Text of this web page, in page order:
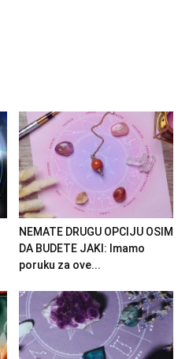
NEMATE DRUGU OPCIJU OSIM
DA BUDETE JAKI: Imamo
poruku za ove...